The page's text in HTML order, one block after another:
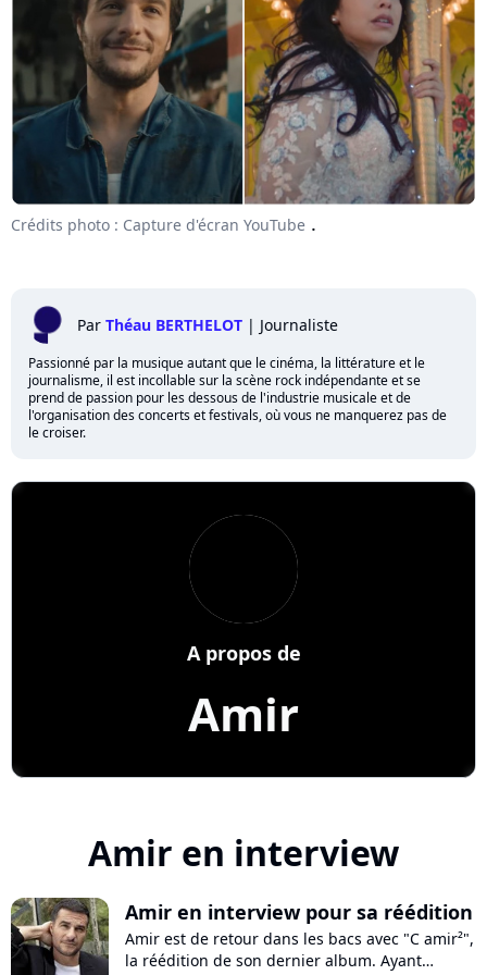
Crédits photo : Capture d'écran YouTube .
Par Théau BERTHELOT | Journaliste
Passionné par la musique autant que le cinéma, la littérature et le
journalisme, il est incollable sur la scène rock indépendante et se
prend de passion pour les dessous de l'industrie musicale et de
l'organisation des concerts et festivals, où vous ne manquerez pas de
le croiser.
Amir
A propos de
Amir en interview
Amir en interview pour sa réédition
Amir est de retour dans les bacs avec "C amir²",
la réédition de son dernier album. Ayant